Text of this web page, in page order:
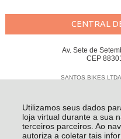
Utilizamos seus dados
loja virtual durante a sua
terceiros parceiros. Ao
autoriza a coletar tais
CENTRAL
Av. Sete de
CEP
SANTOS BIKES